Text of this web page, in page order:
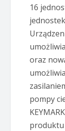
16
oraz
pompy
produktu